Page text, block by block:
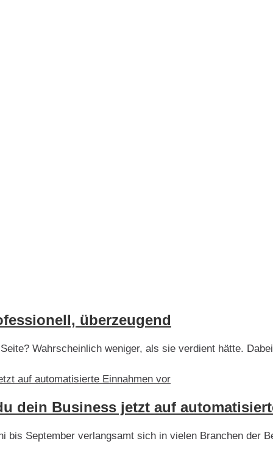
überzeugend
Wahrscheinlich weniger, als sie verdient hätte.
dein Business jetzt auf
September verlangsamt sich in vielen Branchen der